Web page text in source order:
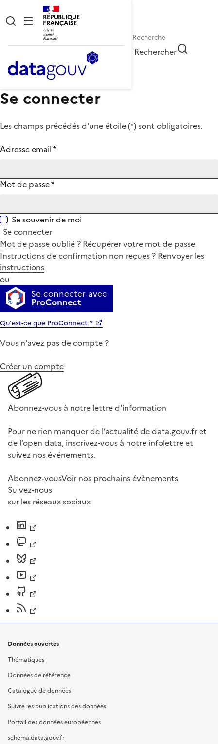
RÉPUBLIQUE
FRANÇAISE
Rechercher
Se connecter
Les champs précédés d'une étoile (*) sont obligatoires.
Adresse email*
Mot de passe*
Se souvenir de moi
Se connecter
Mot de passe oublié ? Récupérer votre mot de passe
Instructions de confirmation non reçues ? Renvoyer les
instructions
ou
Se connecter avec
ProConnect
Qu'est-ce que ProConnect ?
Vous n'avez pas de compte ?
Créer un compte
Abonnez-vous à notre lettre d'information
Pour ne rien manquer de l’actualité de data.gouv.fr et
de l’open data, inscrivez-vous à notre infolettre et
suivez nos événements.
Abonnez-vousVoir nos prochains évènements
Suivez-nous
sur les réseaux sociaux
Données ouvertes
Thématiques
Données de référence
Catalogue de données
Suivre les publications des données
Portail des données européennes
schema.data.gouv.fr